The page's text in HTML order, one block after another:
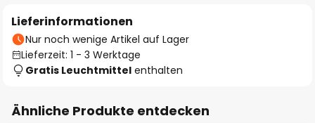
Lieferinformationen
Nur noch wenige Artikel auf Lager
Lieferzeit: 1 - 3 Werktage
Gratis Leuchtmittel enthalten
Ähnliche Produkte entdecken